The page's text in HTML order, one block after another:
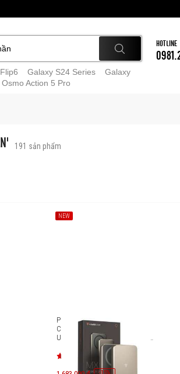
Galaxy S24 Series
Galaxy
Osmo Action 5 Pro
HOTLINE
191 sản phẩm
NEW
Pin dự phòng quyền lực chuẩn
CCC Mipow Power Cube 3-in-1
Ultra-Slim MagSafe 10000mAh
%